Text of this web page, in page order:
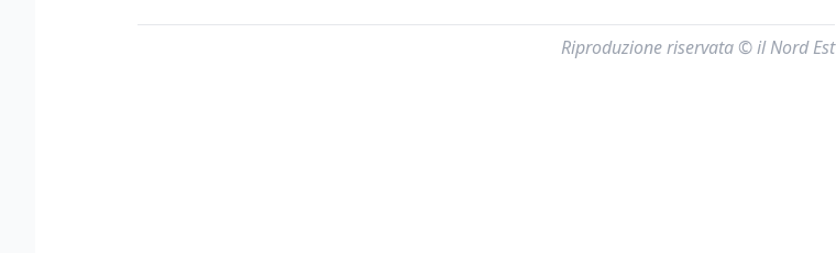
Riproduzione riservata © il Nord Est